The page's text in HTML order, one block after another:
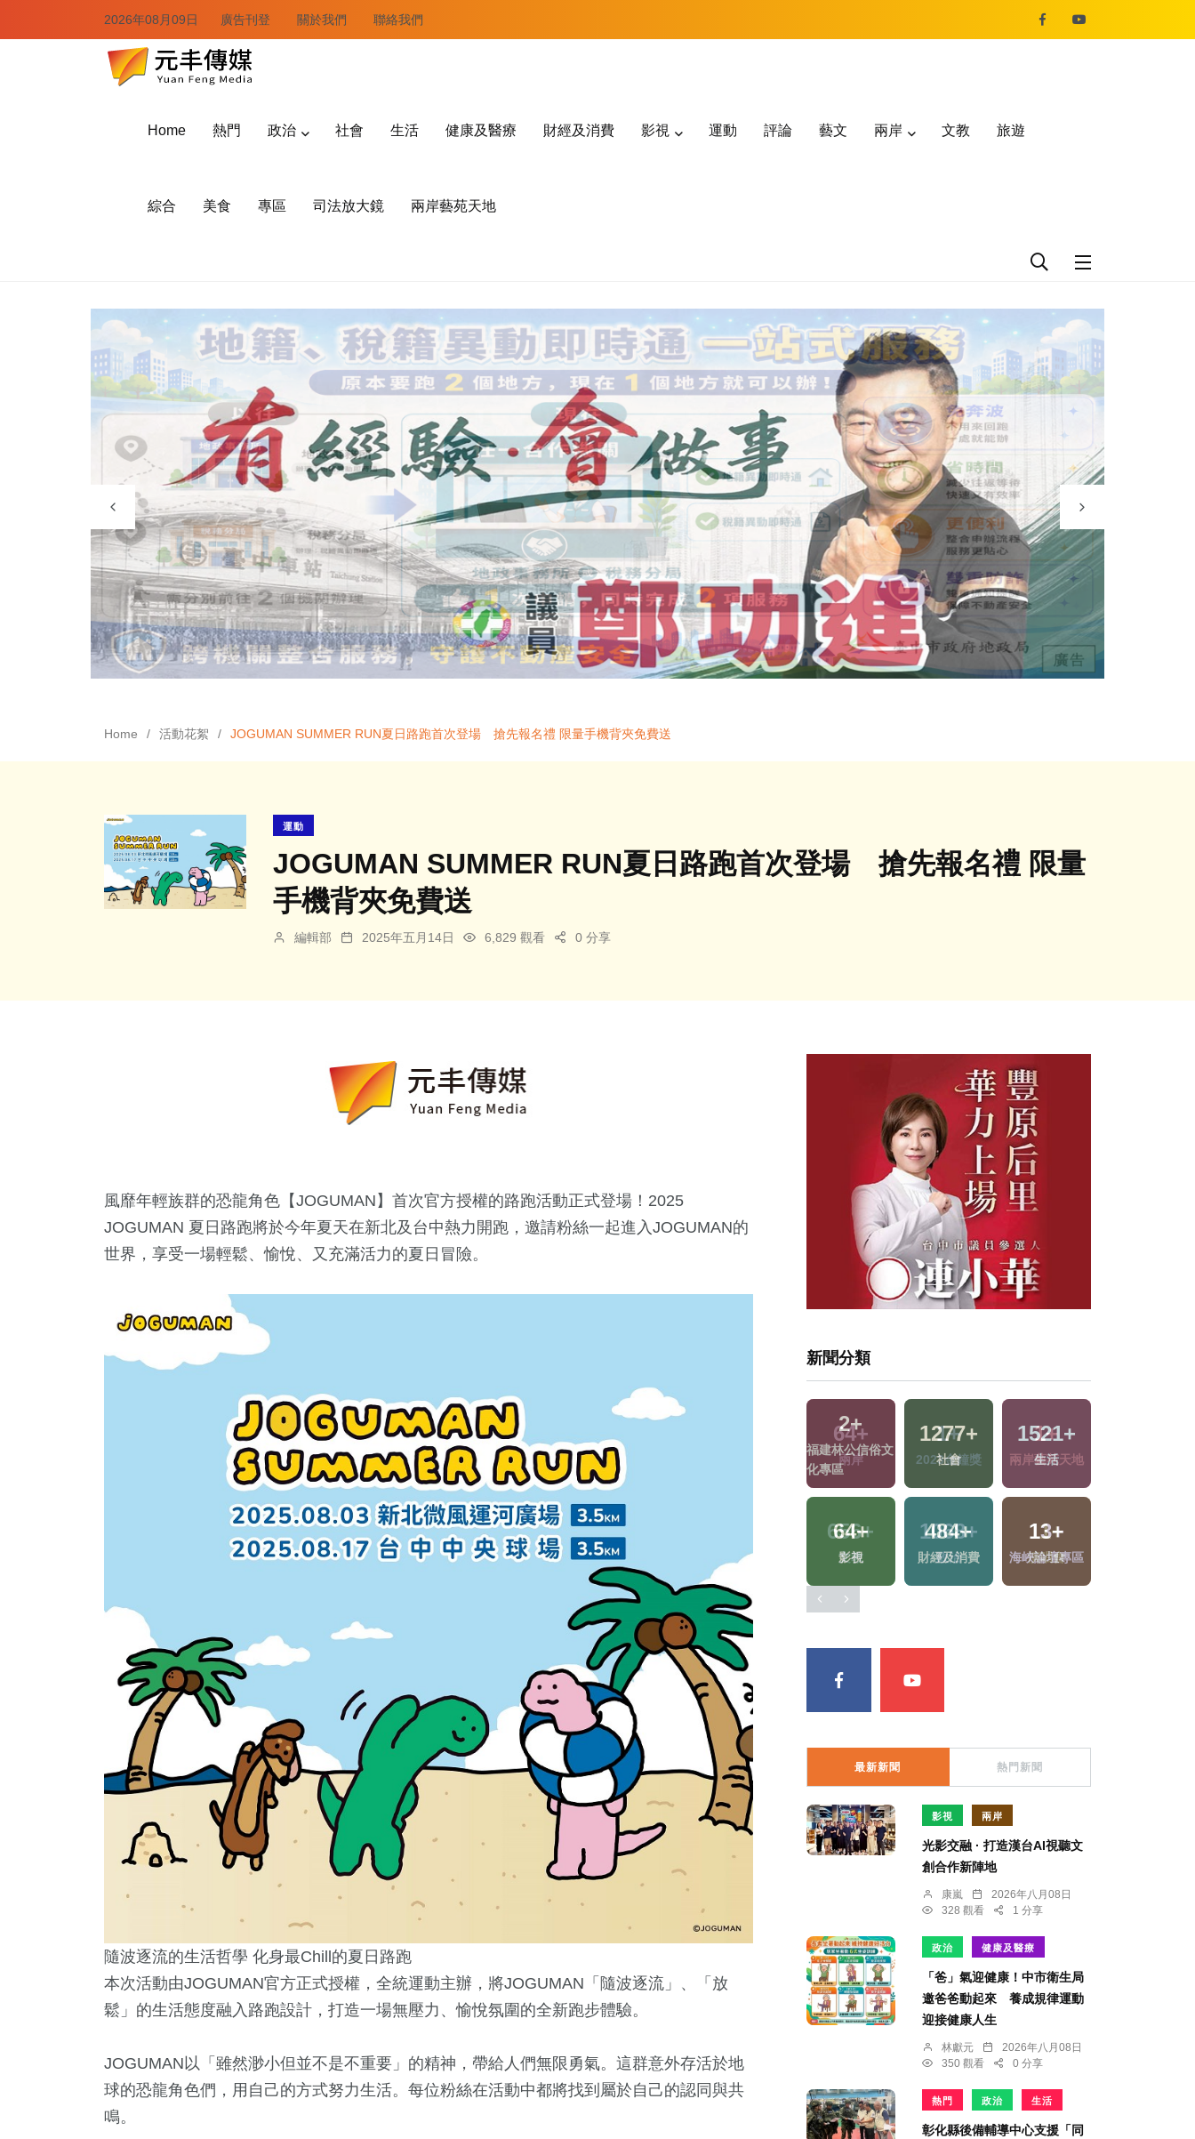
2026年08月09日 廣告刊登 關於我們 聯絡我們
Home 熱門 政治 社會 生活 健康及醫療 財經及消費 影視 運動 評論 藝文 兩岸 文教 旅遊
綜合 美食 專區 司法放大鏡 兩岸藝苑天地
Home 活動花絮 JOGUMAN SUMMER RUN夏日路跑首次登場 搶先報名禮 限量手機背夾免費送
運動
JOGUMAN SUMMER RUN夏日路跑首次登場 搶先報名禮 限量
手機背夾免費送
編輯部 2025年五月14日 6,829 觀看 0 分享
風靡年輕族群的恐龍角色【JOGUMAN】首次官方授權的路跑活動正式登場！2025
JOGUMAN 夏日路跑將於今年夏天在新北及台中熱力開跑，邀請粉絲一起進入JOGUMAN的
世界，享受一場輕鬆、愉悅、又充滿活力的夏日冒險。
隨波逐流的生活哲學 化身最Chill的夏日路跑
本次活動由JOGUMAN官方正式授權，全統運動主辦，將JOGUMAN「隨波逐流」、「放
鬆」的生活態度融入路跑設計，打造一場無壓力、愉悅氛圍的全新跑步體驗。
JOGUMAN以「雖然渺小但並不是不重要」的精神，帶給人們無限勇氣。這群意外存活於地
球的恐龍角色們，用自己的方式努力生活。每位粉絲在活動中都將找到屬於自己的認同與共
鳴。
新聞分類
67+
美食
16+
評論
642+
綜合
247+
藝文
4+
兩岸佛教文化交
37+
兩岸道教文化交
流專區
兩岸
656+
文教 演唱會
2+
福建林公信俗文
化專區
1277+
社會
1521+
生活
64+
影視
484+
財經及消費
13+
海峽論壇專區
最新新聞 熱門新聞
影視 兩岸
光影交融 · 打造漢台AI視聽文
創合作新陣地
康嵐
2026年八月08日
328 觀看
1 分享
政治 健康及醫療
「爸」氣迎健康！中市衛生局
邀爸爸動起來 養成規律運動
迎接健康人生
林獻元
2026年八月08日
350 觀看
0 分享
熱門 政治 生活
彰化縣後備輔導中心支援「同